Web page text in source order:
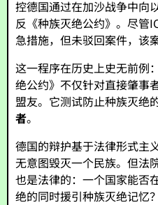
控德国通过在加沙战争中向
反《种族灭绝公约》。尽管
急措施，但未驳回案件，该
这一程序在历史上史无前例
绝公约》不仅针对直接肇事
盟友。它测试防止种族灭绝
者。
德国的辩护基于法律形式
无意图毁灭一个民族。但法
也是法律的：一个国家能否
绝的同时援引种族灭绝记忆？